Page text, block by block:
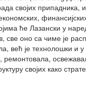
својих припадника,
ће Лазански у
оно са чиме је
већ је технолошки и
својих како